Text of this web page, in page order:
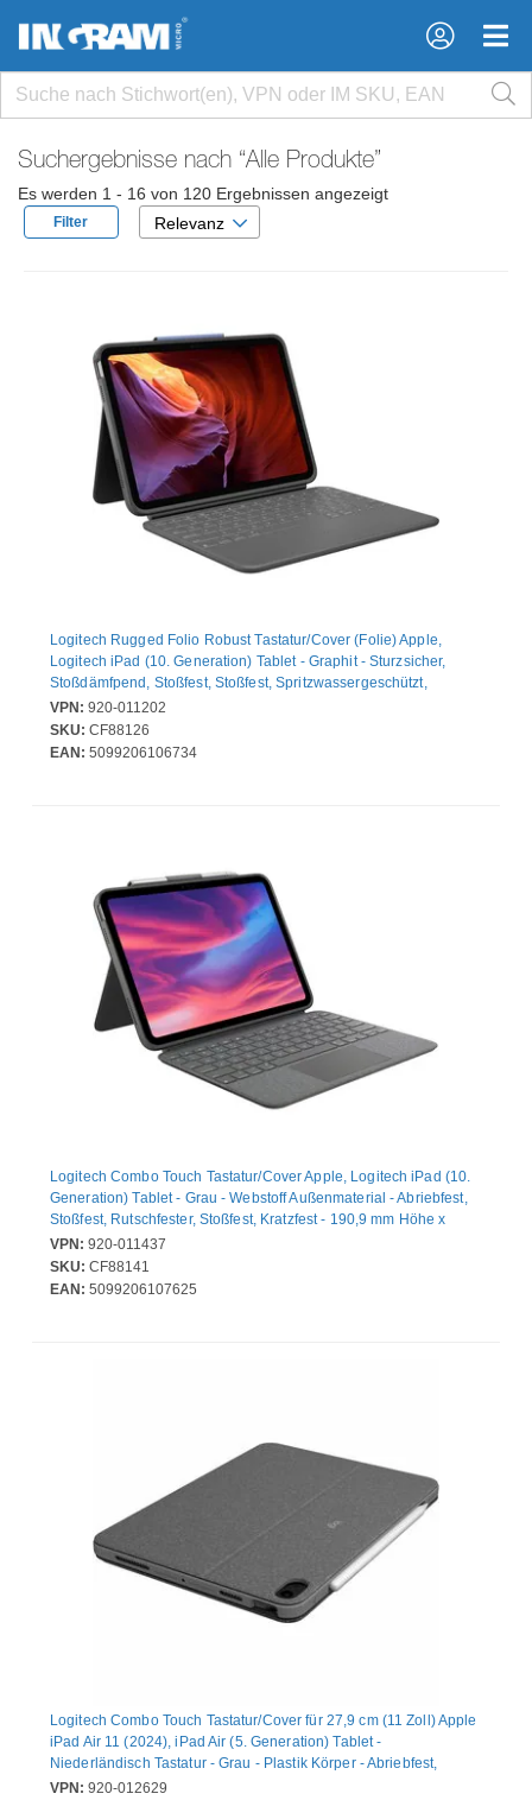
×
×
Suchergebnisse nach “Alle Produkte”
Es werden 1 - 16 von 120 Ergebnissen angezeigt
Filter Relevanz
Logitech Rugged Folio Robust Tastatur/Cover (Folie) Apple,
Logitech iPad (10. Generation) Tablet - Graphit - Sturzsicher,
Stoßdämfpend, Stoßfest, Stoßfest, Spritzwassergeschützt,
Flüssigkeitsresistent, Schmutzabweisend, Spritzwassergeschützt,
Spritzwassergeschützt, Staubgeschützt - 20 mm Höhe x 195 mm
Breite x 256 mm Tiefe
VPN: 920-011202
SKU: CF88126
EAN: 5099206106734
Logitech Combo Touch Tastatur/Cover Apple, Logitech iPad (10.
Generation) Tablet - Grau - Webstoff Außenmaterial - Abriebfest,
Stoßfest, Rutschfester, Stoßfest, Kratzfest - 190,9 mm Höhe x
253,3 mm Breite x 19,2 mm Tiefe
VPN: 920-011437
SKU: CF88141
EAN: 5099206107625
Logitech Combo Touch Tastatur/Cover für 27,9 cm (11 Zoll) Apple
iPad Air 11 (2024), iPad Air (5. Generation) Tablet -
Niederländisch Tastatur - Grau - Plastik Körper - Abriebfest,
Kratzfest - 640,1 mm Höhe x 480,1 mm Breite x 38,4 mm Tiefe
VPN: 920-012629